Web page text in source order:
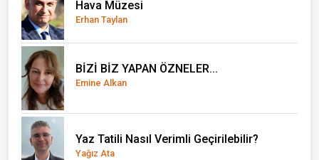
Hava Müzesi
Erhan Taylan
BİZİ BİZ YAPAN ÖZNELER...
Emine Alkan
Yaz Tatili Nasıl Verimli Geçirilebilir?
Yağız Ata